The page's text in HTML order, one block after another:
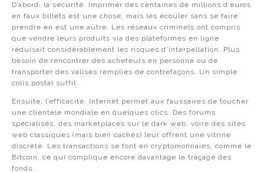
D’abord, la sécurité. Imprimer des centaines de millions d’euros
en faux billets est une chose, mais les écouler sans se faire
prendre en est une autre. Les réseaux criminels ont compris
que vendre leurs produits via des plateformes en ligne
réduisait considérablement les risques d’interpellation. Plus
besoin de rencontrer des acheteurs en personne ou de
transporter des valises remplies de contrefaçons. Un simple
colis postal suffit.
Ensuite, l’efficacité. Internet permet aux faussaires de toucher
une clientèle mondiale en quelques clics. Des forums
spécialisés, des marketplaces sur le dark web, voire des sites
web classiques (mais bien cachés) leur offrent une vitrine
discrète. Les transactions se font en cryptomonnaies, comme le
Bitcoin, ce qui complique encore davantage le traçage des
fonds.